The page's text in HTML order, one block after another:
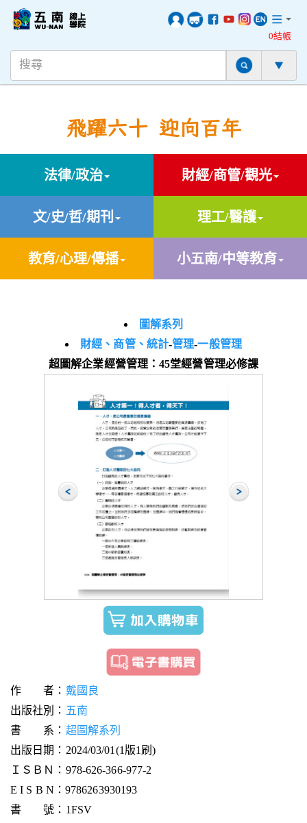
0結帳
飛躍六十 迎向百年
法律/政治 財經/商管/觀光
文/史/哲/期刊 理工/醫護
教育/心理/傳播 小五南/中等教育
圖解系列
財經、商管、統計-管理-一般管理
超圖解企業經營管理：45堂經營管理必修課
作 者： 戴國良
出版社別： 五南
書 系： 超圖解系列
出版日期：2024/03/01(1版1刷)
ＩＳＢＮ：978-626-366-977-2
E I S B N：9786263930193
書 號：1FSV